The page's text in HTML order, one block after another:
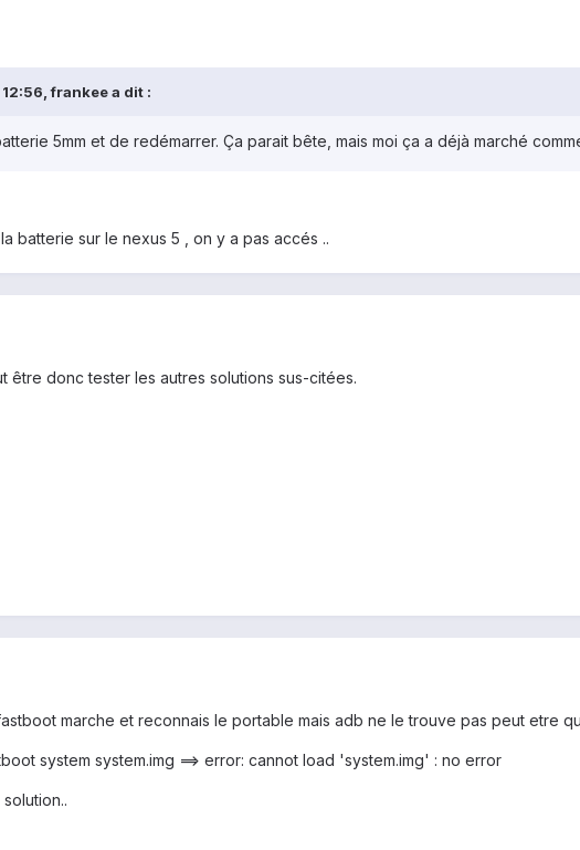
frankee a dit :
5mm et de redémarrer. Ça parait bête, mais moi ça a déjà marché
batterie sur le nexus 5 , on y a pas accés ..
être donc tester les autres solutions sus-citées.
marche et reconnais le portable mais adb ne le trouve pas peut etre
system system.img ==> error: cannot load 'system.img' : no error